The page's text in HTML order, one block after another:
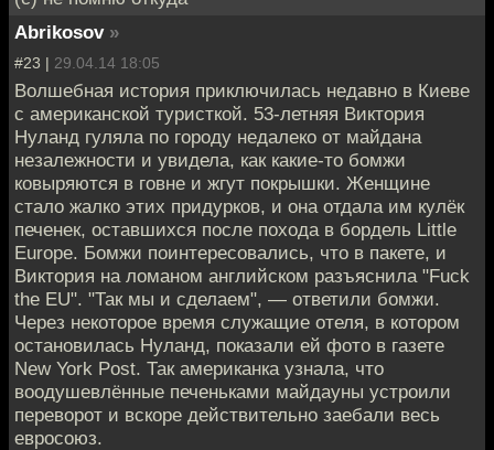
Abrikosov »
#23 | 29.04.14 18:05
Волшебная история приключилась недавно в Киеве
с американской туристкой. 53-летняя Виктория
Нуланд гуляла по городу недалеко от майдана
незалежности и увидела, как какие-то бомжи
ковыряются в говне и жгут покрышки. Женщине
стало жалко этих придурков, и она отдала им кулёк
печенек, оставшихся после похода в бордель Little
Europe. Бомжи поинтересовались, что в пакете, и
Виктория на ломаном английском разъяснила "Fuck
the EU". "Так мы и сделаем", — ответили бомжи.
Через некоторое время служащие отеля, в котором
остановилась Нуланд, показали ей фото в газете
New York Post. Так американка узнала, что
воодушевлённые печеньками майдауны устроили
переворот и вскоре действительно заебали весь
евросоюз.